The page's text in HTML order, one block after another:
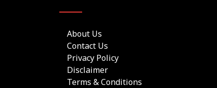
About Us
Contact Us
Privacy Policy
Disclaimer
Terms & Conditions